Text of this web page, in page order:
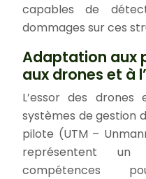
capables de
dommages sur ces
Adaptation aux
aux drones et à
L’essor des
systèmes de gestion
pilote (UTM –
représentent
compétences